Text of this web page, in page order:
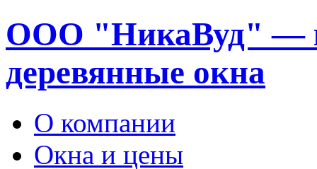
ООО "НикаВуд" —
деревянные окна
О компании
Окна и цены